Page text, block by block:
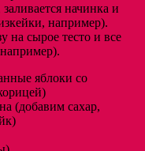
начинка и
например).
на сырое тесто и все
яблоки со
(добавим сахар,